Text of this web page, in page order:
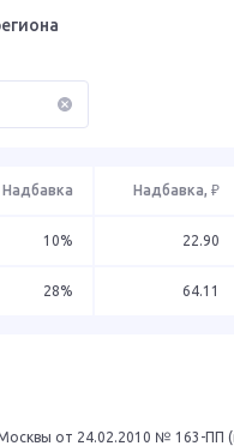
Надбавка Надбавка, ₽
10% 22.90
28% 64.11
от 24.02.2010 № 163-ПП